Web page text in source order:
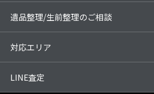
遺品整理/生前整理のご相談
対応エリア
LINE査定